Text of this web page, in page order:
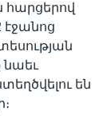
հարցերով
նաեւ
են